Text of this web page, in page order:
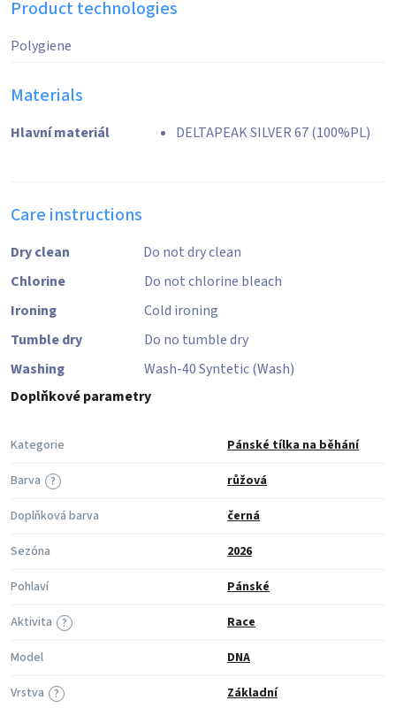
Product technologies
Polygiene
Materials
Hlavní materiál DELTAPEAK SILVER 67 (100%PL)
Care instructions
Dry clean
Do not dry clean
Chlorine
Do not chlorine bleach
Ironing
Cold ironing
Tumble dry
Do no tumble dry
Washing
Wash-40 Syntetic (Wash)
Doplňkové parametry
Kategorie Pánské tílka na běhání
?
Barva
růžová
Doplňková barva
černá
Sezóna
2026
Pohlaví
Pánské
?
Aktivita
Race
Model
DNA
?
Vrstva
Základní